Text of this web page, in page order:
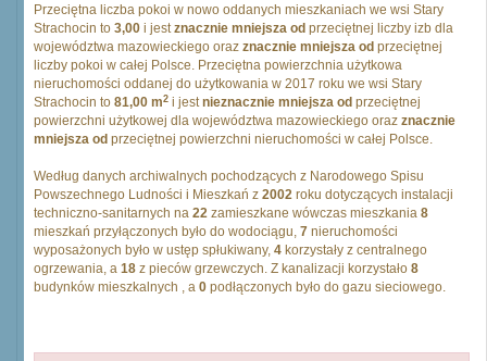
Przeciętna liczba pokoi w nowo oddanych mieszkaniach we wsi Stary
Strachocin to 3,00 i jestznacznie mniejsza od przeciętnej liczby izb dla
województwa mazowieckiego oraz znacznie mniejsza od przeciętnej
liczby pokoi w całej Polsce. Przeciętna powierzchnia użytkowa
nieruchomości oddanej do użytkowania w 2017 roku we wsi Stary
Strachocin to 81,00 m2 i jestnieznacznie mniejsza od przeciętnej
powierzchni użytkowej dla województwa mazowieckiego oraz znacznie
mniejsza od przeciętnej powierzchni nieruchomości w całej Polsce.
Według danych archiwalnych pochodzących z Narodowego Spisu
Powszechnego Ludności i Mieszkań z 2002 roku dotyczących instalacji
techniczno-sanitarnych na 22 zamieszkane wówczas mieszkania 8
mieszkań przyłączonych było do wodociągu, 7 nieruchomości
wyposażonych było w ustęp spłukiwany, 4 korzystały z centralnego
ogrzewania, a 18 z pieców grzewczych. Z kanalizacji korzystało 8
budynków mieszkalnych , a 0 podłączonych było do gazu sieciowego.